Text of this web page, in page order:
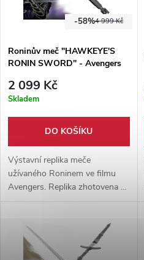
4 999 Kč
-58%
Roninův meč "HAWKEYE'S
RONIN SWORD" - Avengers
2 099 Kč
Skladem
DO KOŠÍKU
Výstavní replika meče
užívaného Roninem ve filmu
Avengers. Replika zhotovena z
karbonové oceli, 1:1 s filmovou
pevný stojánek.